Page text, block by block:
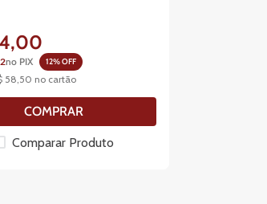
,00
no PIX 12% OFF
58 50 no cartão
COMPRAR
Comparar Produto